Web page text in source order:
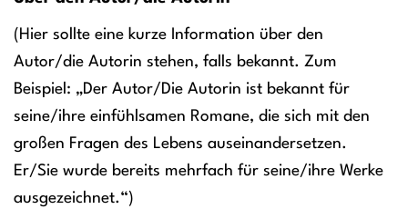
(Hier sollte eine kurze Information über den
Autor/die Autorin stehen, falls bekannt. Zum
Beispiel: „Der Autor/Die Autorin ist bekannt für
seine/ihre einfühlsamen Romane, die sich mit den
großen Fragen des Lebens auseinandersetzen.
Er/Sie wurde bereits mehrfach für seine/ihre Werke
ausgezeichnet.“)